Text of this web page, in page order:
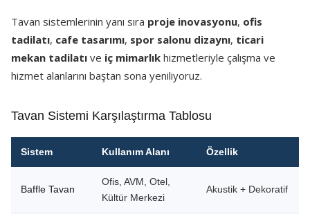
Tavan sistemlerinin yanı sıra proje inovasyonu, ofis
tadilatı, cafe tasarımı, spor salonu dizaynı, ticari
mekan tadilatı ve iç mimarlık hizmetleriyle çalışma ve
hizmet alanlarını baştan sona yeniliyoruz.
Tavan Sistemi Karşılaştırma Tablosu
Sistem Kullanım Alanı Özellik
Baffle Tavan
Ofis, AVM, Otel,
Kültür Merkezi
Akustik + Dekoratif